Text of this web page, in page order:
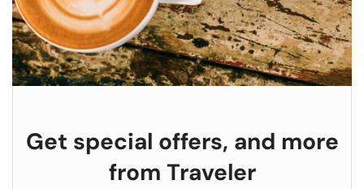
Get special offers, and more
from Traveler